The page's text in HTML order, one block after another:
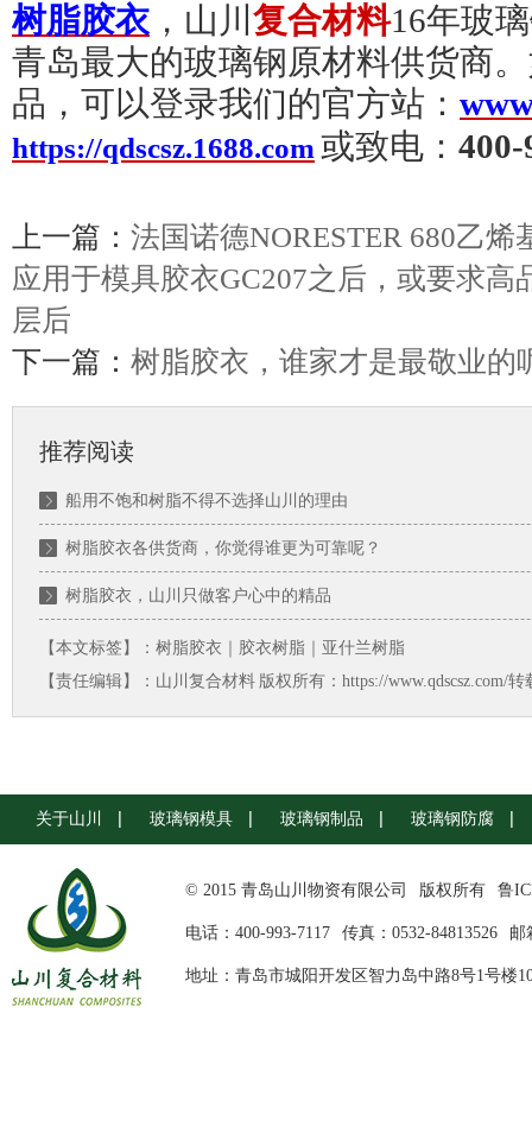
树脂胶衣 ，山川 复合材料16年玻
青岛最大的玻璃钢原材料供货商
品， 可以登录我们的官方站：
https://qdscsz.1688.com 或致电： 400-
上一篇： 法国诺德NORESTER 680乙
应用于模具胶衣GC207之后，或要求
层后
下一篇： 树脂胶衣，谁家才是最敬业的
推荐阅读
船用不饱和树脂不得不选择山川的理由
树脂胶衣各供货商，你觉得谁更为可靠呢？
树脂胶衣，山川只做客户心中的精品
【本文标签】： 树脂胶衣｜胶衣树脂｜亚什兰树脂
【责任编辑】： 山川复合材料 版权所有：https://www.qdscsz.com/
关于山川 玻璃钢模具 玻璃钢制品 玻璃钢防腐
© 2015 青岛山川物资有限公司 版权所有 鲁
电话：400-993-7117 传真：0532-84813526 邮
地址：青岛市城阳开发区智力岛中路8号1号楼